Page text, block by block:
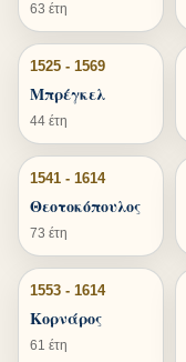
63 έτη
1525 - 1569
Μπρέγκελ
44 έτη
1541 - 1614
Θεοτοκόπουλος
73 έτη
1553 - 1614
Κορνάρος
61 έτη